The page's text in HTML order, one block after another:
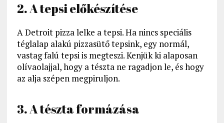
2. A tepsi előkészítése
A Detroit pizza lelke a tepsi. Ha nincs speciális
téglalap alakú pizzasütő tepsink, egy normál,
vastag falú tepsi is megteszi. Kenjük ki alaposan
olívaolajjal, hogy a tészta ne ragadjon le, és hogy
az alja szépen megpiruljon.
3. A tészta formázása